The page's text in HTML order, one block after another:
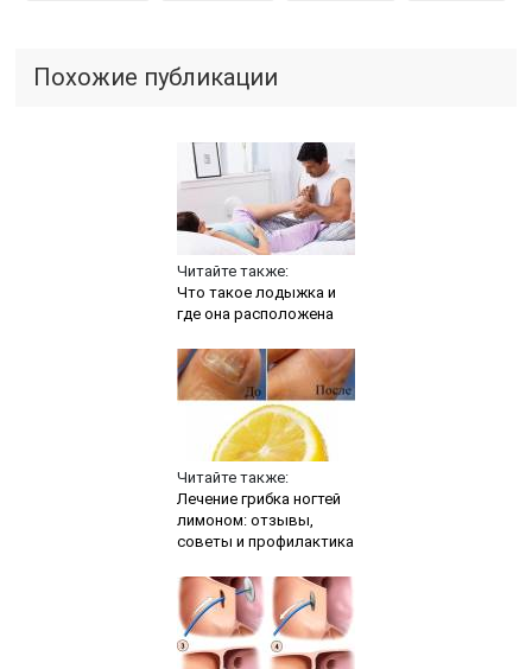
Похожие публикации
Читайте также:
Что такое лодыжка и
где она расположена
Читайте также:
Лечение грибка ногтей
лимоном: отзывы,
советы и профилактика